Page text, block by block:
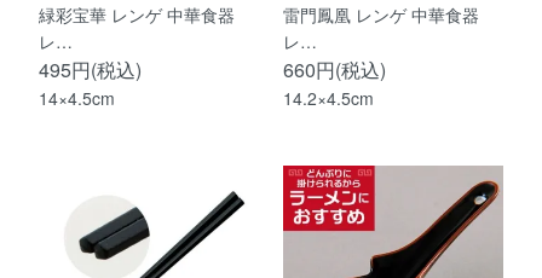
緑彩宝華 レンゲ 中華食器
レ…
495円(税込)
14×4.5cm
雷門鳳凰 レンゲ 中華食器
レ…
660円(税込)
14.2×4.5cm